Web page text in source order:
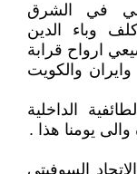
في الشرق
وباء الدين
ارواح قرابة
والكويت
الداخلية
يومنا هذا .
السوفيتي